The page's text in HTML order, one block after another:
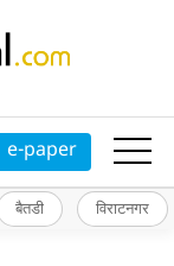
e-paper
बैतडी विराटनगर